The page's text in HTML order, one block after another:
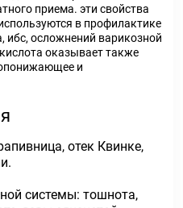
приема. эти свойства
в профилактике
ибс, осложнений варикозной
оказывает также
и
отек Квинке,
системы: тошнота,